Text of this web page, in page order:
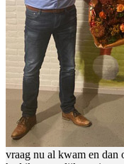
vraag nu al kwam en dan